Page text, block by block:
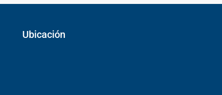
Ubicación